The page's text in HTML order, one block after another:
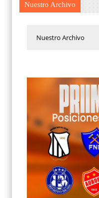
Nuestro Archivo